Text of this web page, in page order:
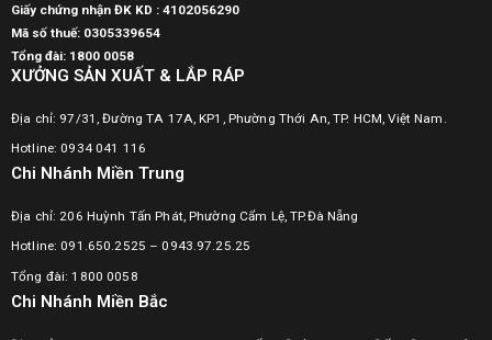
Giấy chứng nhận ĐK KD : 4102056290
Mã số thuế: 0305339654
Tổng đài: 1800 0058
XƯỞNG SẢN XUẤT & LẮP RÁP
Địa chỉ: 97/31, Đường TA 17A, KP1, Phường Thới An, TP. HCM, Việt Nam.
Hotline: 0934 041 116
Chi Nhánh Miền Trung
Địa chỉ: 206 Huỳnh Tấn Phát, Phường Cẩm Lệ, TP.Đà Nẵng
Hotline: 091.650.2525 – 0943.97.25.25
Tổng đài: 1800 0058
Chi Nhánh Miền Bắc